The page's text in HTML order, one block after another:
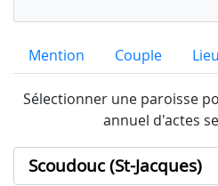
Mention Couple Lieu
Sélectionner une paroisse
annuel d'actes